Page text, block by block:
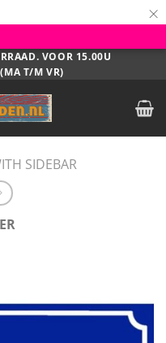
×
VOOR 15.00U
T/M VR)
SIDEBAR